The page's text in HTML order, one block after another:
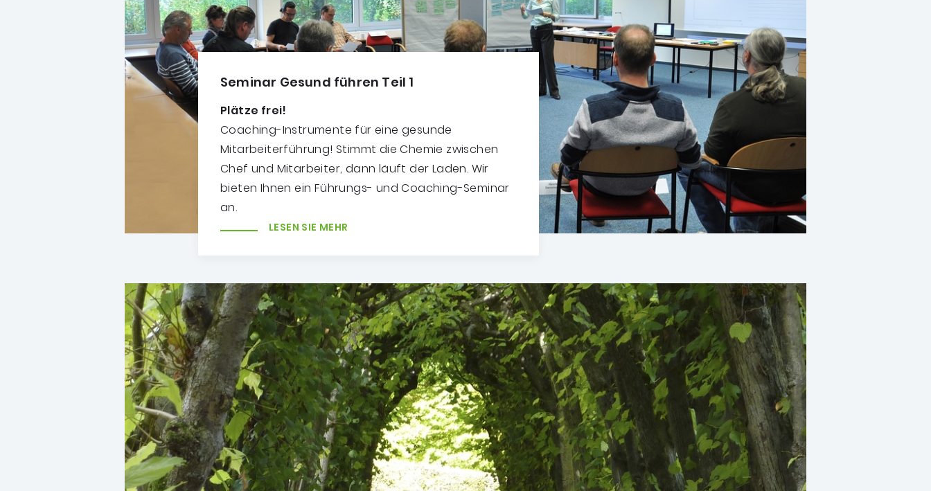
Seminar Gesund führen Teil 1
Plätze frei!
Coaching-Instrumente für eine gesunde
Mitarbeiterführung! Stimmt die Chemie zwischen
Chef und Mitarbeiter, dann läuft der Laden. Wir
bieten Ihnen ein Führungs- und Coaching-Seminar
an.
LESEN SIE MEHR